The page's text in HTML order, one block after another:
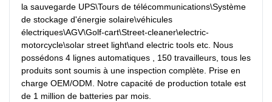
la sauvegarde UPS\Tours de télécommunications\Système
de stockage d'énergie solaire\véhicules
électriques\AGV\Golf-cart\Street-cleaner\electric-
motorcycle\solar street light\and electric tools etc. Nous
possédons 4 lignes automatiques , 150 travailleurs, tous les
produits sont soumis à une inspection complète. Prise en
charge OEM/ODM. Notre capacité de production totale est
de 1 million de batteries par mois.